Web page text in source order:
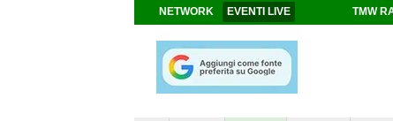
NETWORK EVENTI LIVE TMW